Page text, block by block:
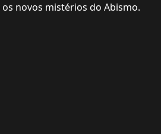
novos mistérios do Abismo.